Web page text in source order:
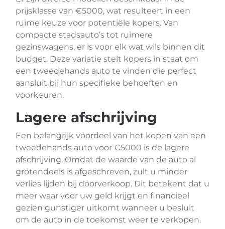
prijsklasse van €5000, wat resulteert in een
ruime keuze voor potentiële kopers. Van
compacte stadsauto’s tot ruimere
gezinswagens, er is voor elk wat wils binnen dit
budget. Deze variatie stelt kopers in staat om
een tweedehands auto te vinden die perfect
aansluit bij hun specifieke behoeften en
voorkeuren.
Lagere afschrijving
Een belangrijk voordeel van het kopen van een
tweedehands auto voor €5000 is de lagere
afschrijving. Omdat de waarde van de auto al
grotendeels is afgeschreven, zult u minder
verlies lijden bij doorverkoop. Dit betekent dat u
meer waar voor uw geld krijgt en financieel
gezien gunstiger uitkomt wanneer u besluit
om de auto in de toekomst weer te verkopen.